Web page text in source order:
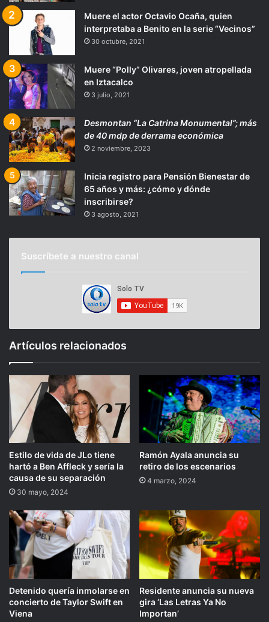
Muere el actor Octavio Ocaña, quien
interpretaba a Benito en la serie “Vecinos”
30 octubre, 2021
Muere “Polly” Olivares, joven atropellada
en Iztacalco
3 julio, 2021
Desmontan “La Catrina Monumental”; más
de 40 mdp de derrama económica
2 noviembre, 2023
Inicia registro para Pensión Bienestar de
65 años y más: ¿cómo y dónde
inscribirse?
3 agosto, 2021
Suscríbete a nuestro canal
Artículos relacionados
Estilo de vida de JLo tiene
hartó a Ben Affleck y sería la
causa de su separación
30 mayo, 2024
Ramón Ayala anuncia su
retiro de los escenarios
4 marzo, 2024
Detenido quería inmolarse en
concierto de Taylor Swift en
Viena
Residente anuncia su nueva
gira ‘Las Letras Ya No
Importan’